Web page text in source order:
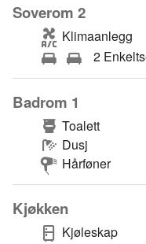
Soverom 2
Klimaanlegg
2
Badrom 1
Toalett
Dusj
Hårføner
Kjøkken
Kjøleskap